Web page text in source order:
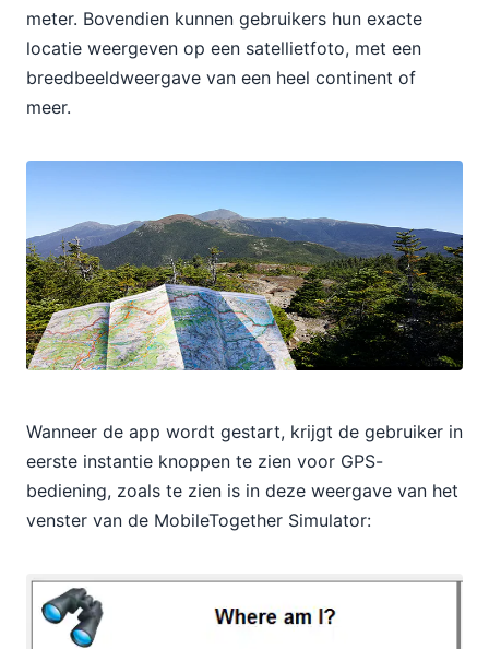
meter. Bovendien kunnen gebruikers hun exacte
locatie weergeven op een satellietfoto, met een
breedbeeldweergave van een heel continent of
meer.
Wanneer de app wordt gestart, krijgt de gebruiker in
eerste instantie knoppen te zien voor GPS-
bediening, zoals te zien is in deze weergave van het
venster van de MobileTogether Simulator: